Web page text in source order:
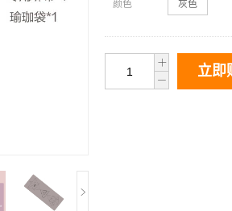
颜色 灰色
立即